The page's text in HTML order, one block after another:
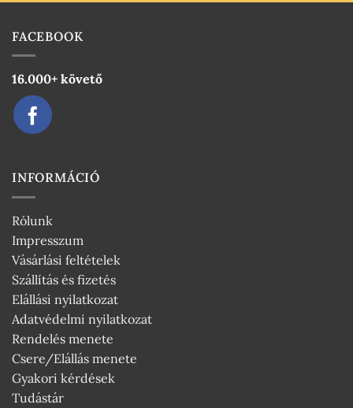
FACEBOOK
16.000+ követő
INFORMÁCIÓ
Rólunk
Impresszum
Vásárlási feltételek
Szállítás és fizetés
Elállási nyilatkozat
Adatvédelmi nyilatkozat
Rendelés menete
Csere/Elállás menete
Gyakori kérdések
Tudástár